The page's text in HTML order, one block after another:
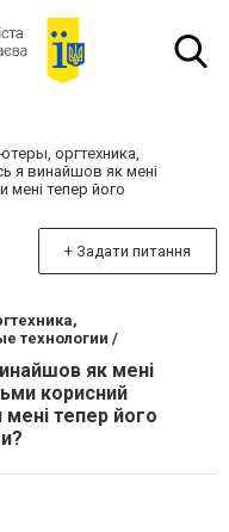
оргтехника,
я винайшов як мені
мені тепер його
+ Задати питання
технологии /
як мені
корисний
мені тепер його